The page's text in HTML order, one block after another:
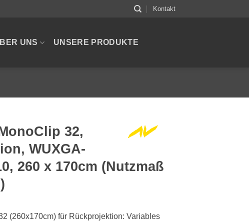
Kontakt
UNS UNSERE PRODUKTE
32,
WUXGA-
260 x 170cm (Nutzmaß
(260x170cm) für Rückprojektion: Variables